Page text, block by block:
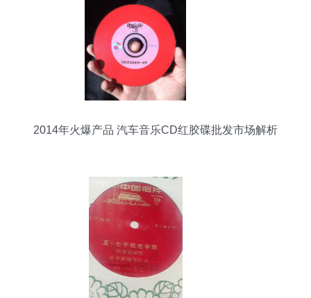
2014年火爆产品 汽车音乐CD红胶碟批发市场解析